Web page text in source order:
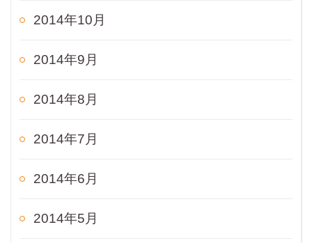
2014年10月
2014年9月
2014年8月
2014年7月
2014年6月
2014年5月